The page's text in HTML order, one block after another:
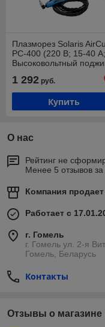
Плазморез Solaris
PC-400 (220 В; 15-40 А;
Высоковольтный
термозащита; плавн
1 292 руб.
Купить
О нас
Рейтинг не
Менее 5 отзывов
Компания продает
Работает с
г. Гомель
г. Гомель ул. 2-я
Гомель, Беларусь
Контакты
Отзывы о магазине